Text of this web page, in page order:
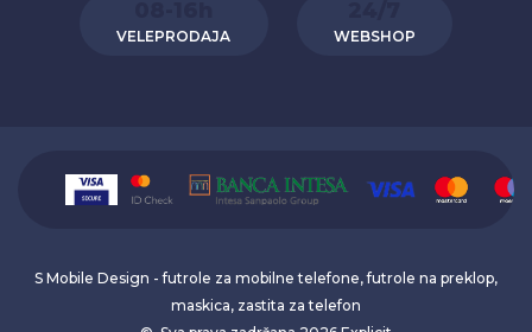
VELEPRODAJA WEBSHOP
S Mobile Design - futrole za mobilne telefone, futrole na preklop,
maskica, zastita za telefon